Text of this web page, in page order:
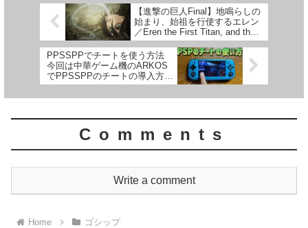
【進撃の巨人Final】地鳴らしの
始まり、始祖を行使するエレン
／Eren the First Titan, and the
Sound of the Earth
PPSSPPでチートを使う方法
今回は中華ゲーム機のARKOS
でPPSSPPのチートの導入方法
をご紹介します 多分他の中華
エミュ機でもいけると思います
Comments
Write a comment
Home ゴシップ